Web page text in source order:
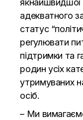
якнайшвидшої
адекватного
статус
регулювати
підтримки та
родин усіх
утримуваних
осіб.
– Ми